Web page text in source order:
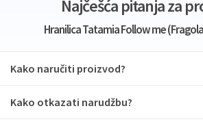
Najčešća pitanja za
Hranilica Tatamia Follow me
Kako naručiti proizvod?
Kako otkazati narudžbu?